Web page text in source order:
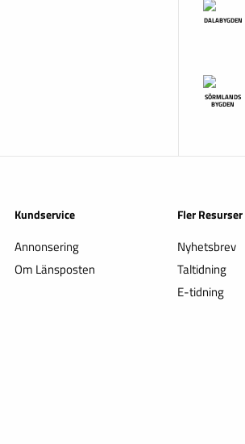
DALABYGDEN
SÖRMLANDS
BYGDEN
Kundservice
Annonsering
Om Länsposten
Fler Resurser
Nyhetsbrev
Taltidning
E-tidning